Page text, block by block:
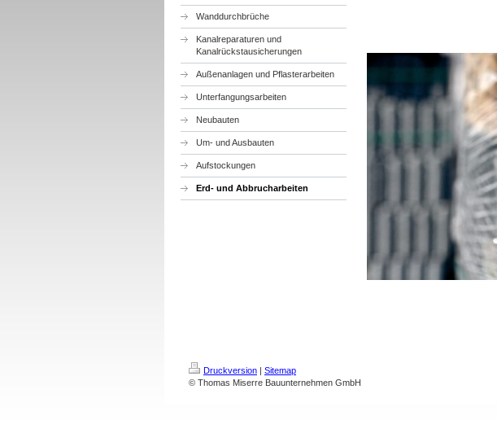
Wanddurchbrüche
Kanalreparaturen und
Kanalrückstausicherungen
Außenanlagen und Pflasterarbeiten
Unterfangungsarbeiten
Neubauten
Um- und Ausbauten
Aufstockungen
Erd- und Abbrucharbeiten
Druckversion | Sitemap
© Thomas Miserre Bauunternehmen GmbH